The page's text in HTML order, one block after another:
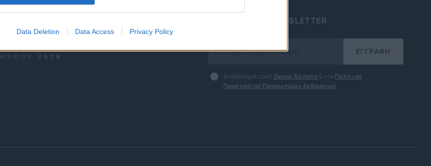
Data Deletion Data Access Privacy Policy
ΕΓΓΡΑΦΗ ΣΤΟ NEWSLETTER
ΕΓΓΡΑΦΗ
Αποδέχομαι τους Όρους Χρήσης & την Πολιτική
Προστασίας Προσωπικών Δεδομένων